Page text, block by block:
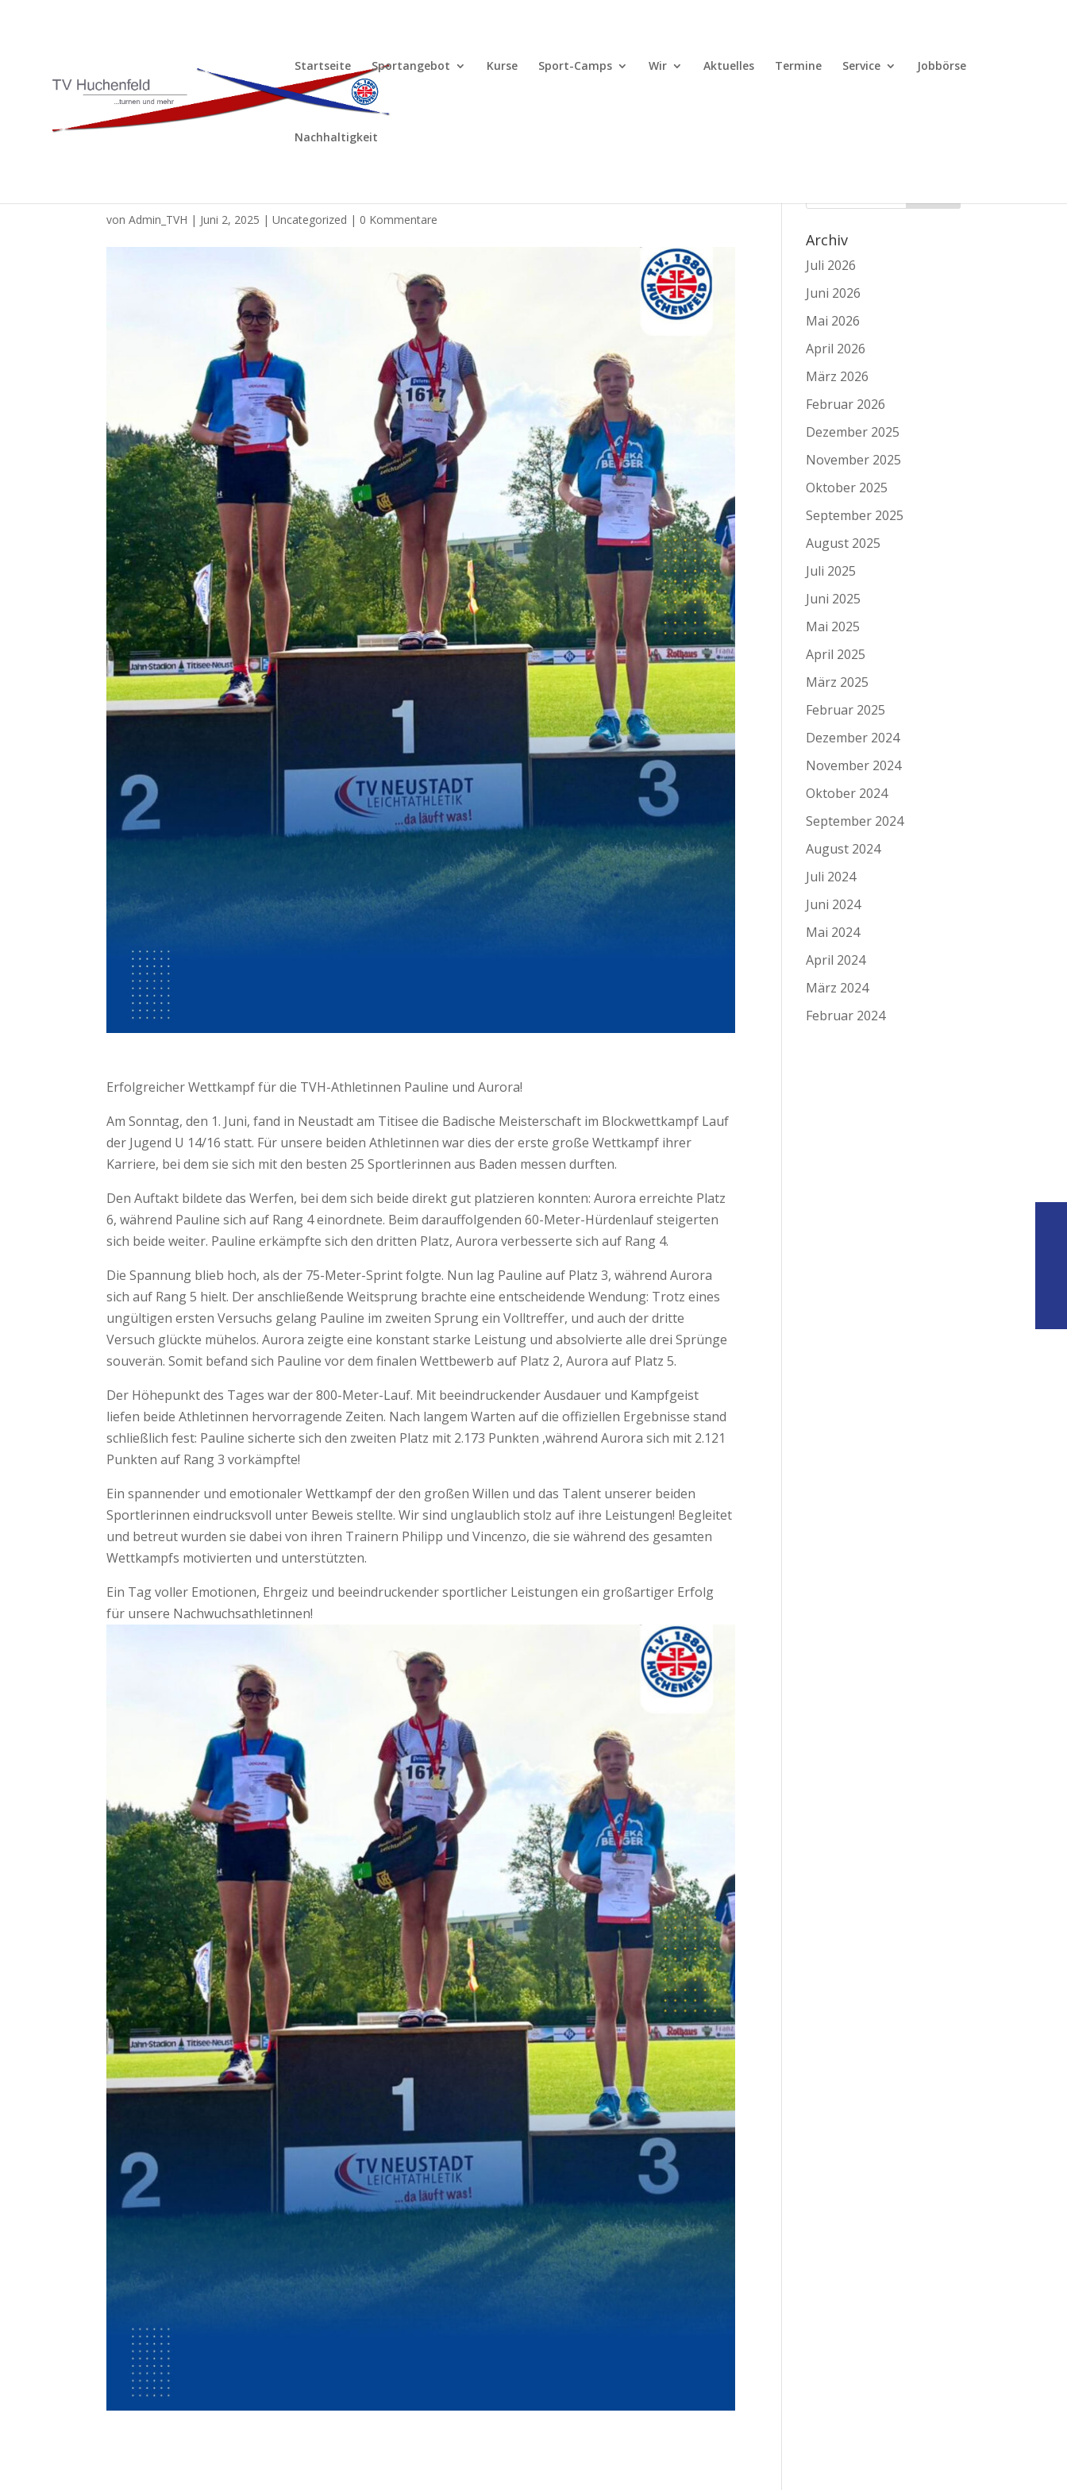
Startseite Sportangebot Kurse Sport-Camps Wir Aktuelles Termine Service Jobbörse
Nachhaltigkeit
vonAdmin_TVH | Juni 2, 2025 |Uncategorized | 0 Kommentare
Erfolgreicher Wettkampf für die TVH-Athletinnen Pauline und Aurora!
Am Sonntag, den 1. Juni, fand in Neustadt am Titisee die Badische Meisterschaft im Blockwettkampf Lauf
der Jugend U 14/16 statt. Für unsere beiden Athletinnen war dies der erste große Wettkampf ihrer
Karriere, bei dem sie sich mit den besten 25 Sportlerinnen aus Baden messen durften.
Den Auftakt bildete das Werfen, bei dem sich beide direkt gut platzieren konnten: Aurora erreichte Platz
6, während Pauline sich auf Rang 4 einordnete. Beim darauffolgenden 60-Meter-Hürdenlauf steigerten
sich beide weiter. Pauline erkämpfte sich den dritten Platz, Aurora verbesserte sich auf Rang 4.
Die Spannung blieb hoch, als der 75-Meter-Sprint folgte. Nun lag Pauline auf Platz 3, während Aurora
sich auf Rang 5 hielt. Der anschließende Weitsprung brachte eine entscheidende Wendung: Trotz eines
ungültigen ersten Versuchs gelang Pauline im zweiten Sprung ein Volltreffer, und auch der dritte
Versuch glückte mühelos. Aurora zeigte eine konstant starke Leistung und absolvierte alle drei Sprünge
souverän. Somit befand sich Pauline vor dem finalen Wettbewerb auf Platz 2, Aurora auf Platz 5.
Der Höhepunkt des Tages war der 800-Meter-Lauf. Mit beeindruckender Ausdauer und Kampfgeist
liefen beide Athletinnen hervorragende Zeiten. Nach langem Warten auf die offiziellen Ergebnisse stand
schließlich fest: Pauline sicherte sich den zweiten Platz mit 2.173 Punkten ,während Aurora sich mit 2.121
Punkten auf Rang 3 vorkämpfte!
Ein spannender und emotionaler Wettkampf der den großen Willen und das Talent unserer beiden
Sportlerinnen eindrucksvoll unter Beweis stellte. Wir sind unglaublich stolz auf ihre Leistungen! Begleitet
und betreut wurden sie dabei von ihren Trainern Philipp und Vincenzo, die sie während des gesamten
Wettkampfs motivierten und unterstützten.
Ein Tag voller Emotionen, Ehrgeiz und beeindruckender sportlicher Leistungen ein großartiger Erfolg
für unsere Nachwuchsathletinnen!
Archiv
Juli 2026
Juni 2026
Mai 2026
April 2026
März 2026
Februar 2026
Dezember 2025
November 2025
Oktober 2025
September 2025
August 2025
Juli 2025
Juni 2025
Mai 2025
April 2025
März 2025
Februar 2025
Dezember 2024
November 2024
Oktober 2024
September 2024
August 2024
Juli 2024
Juni 2024
Mai 2024
April 2024
März 2024
Februar 2024